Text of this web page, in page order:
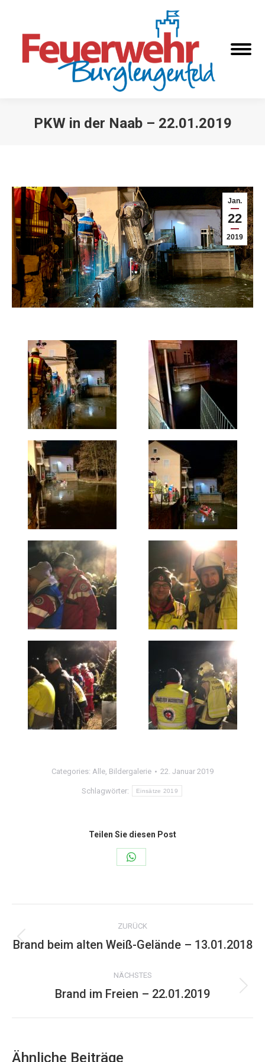
PKW in der Naab – 22.01.2019
Jan.
22
2019
Categories: Alle, Bildergalerie 22. Januar 2019
Schlagwörter: Einsätze 2019
Teilen Sie diesen Post
Share
WhatsApp
Kommentarnavigation
ZURÜCK
Vorheriger
Brand beim alten Weiß-Gelände – 13.01.2018
NÄCHSTES
Nächster
Brand im Freien – 22.01.2019
Ähnliche Beiträge